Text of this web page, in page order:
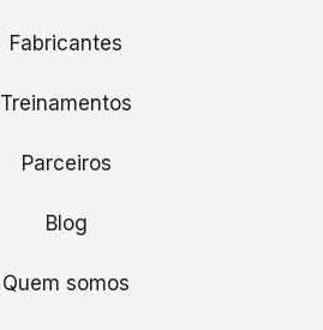
Fabricantes
Treinamentos
Parceiros
Blog
Quem somos